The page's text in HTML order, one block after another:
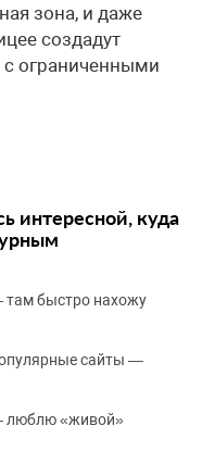
зона, и даже
создадут
с ограниченными
интересной, куда
там быстро нахожу
сайты —
люблю «живой»